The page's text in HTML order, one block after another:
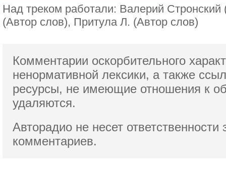
Над треком работали: Валерий
(Автор слов), Притула Л. (Автор слов)
Комментарии оскорбительного
ненормативной лексики, а также
ресурсы, не имеющие отношения к
удаляются.
Авторадио не несет ответственности
комментариев.